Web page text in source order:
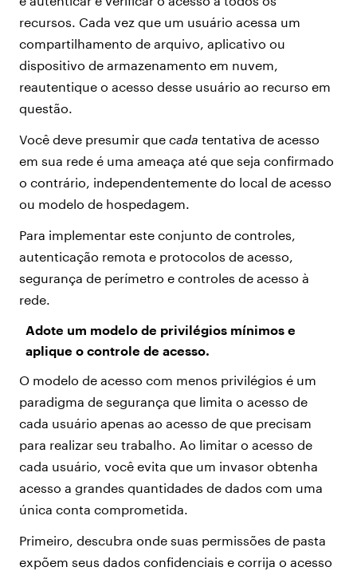
recursos. Cada vez que um usuário acessa um
compartilhamento de arquivo, aplicativo ou
dispositivo de armazenamento em nuvem,
reautentique o acesso desse usuário ao recurso em
questão.
Você deve presumir que cada tentativa de acesso
em sua rede é uma ameaça até que seja confirmado
o contrário, independentemente do local de acesso
ou modelo de hospedagem.
Para implementar este conjunto de controles,
autenticação remota e protocolos de acesso,
segurança de perímetro e controles de acesso à
rede.
Adote um modelo de privilégios mínimos e
aplique o controle de acesso.
O modelo de acesso com menos privilégios é um
paradigma de segurança que limita o acesso de
cada usuário apenas ao acesso de que precisam
para realizar seu trabalho. Ao limitar o acesso de
cada usuário, você evita que um invasor obtenha
acesso a grandes quantidades de dados com uma
única conta comprometida.
Primeiro, descubra onde suas permissões de pasta
expõem seus dados confidenciais e corrija o acesso